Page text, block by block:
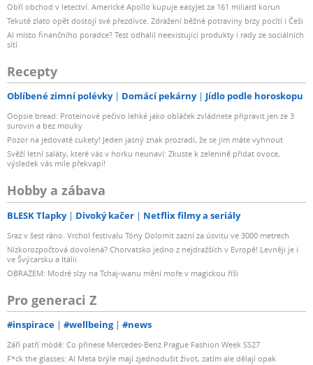
Obří obchod v letectví. Americké Apollo kupuje easyJet za 161 miliard korun
Tekuté zlato opět dostojí své přezdívce. Zdražení běžné potraviny brzy pocítí i Češi
AI místo finančního poradce? Test odhalil neexistující produkty i rady ze sociálních
sítí
Recepty
Oblíbené zimní polévky Domácí pekárny Jídlo podle horoskopu
Oopsie bread: Proteinové pečivo lehké jako obláček zvládnete připravit jen ze 3
surovin a bez mouky
Pozor na jedovaté cukety! Jeden jasný znak prozradí, že se jim máte vyhnout
Svěží letní saláty, které vás v horku neunaví: Zkuste k zelenině přidat ovoce,
výsledek vás mile překvapí!
Hobby a zábava
BLESK Tlapky Divoký kačer Netflix filmy a seriály
Sraz v šest ráno. Vrchol festivalu Tóny Dolomit zazní za úsvitu ve 3000 metrech
Nízkorozpočtová dovolená? Chorvatsko jedno z nejdražších v Evropě! Levněji je i
ve Švýcarsku a Itálii
OBRAZEM: Modré slzy na Tchaj-wanu mění moře v magickou říši
Pro generaci Z
#inspirace #wellbeing #news
Září patří módě: Co přinese Mercedes-Benz Prague Fashion Week SS27
F*ck the glasses: AI Meta brýle mají zjednodušit život, zatím ale dělají opak